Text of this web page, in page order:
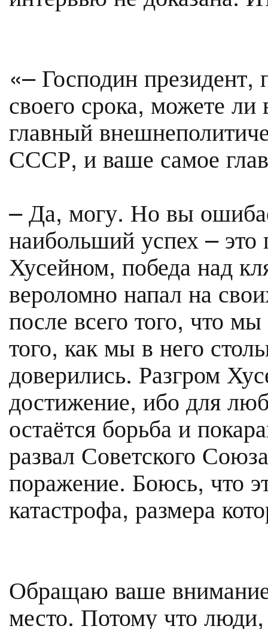
«– Господин президент,
своего срока, можете
главный
СССР, и ваше самое
– Да, могу. Но вы
наибольший успех –
Хусейном, победа над
вероломно напал на
после всего того, что
того, как мы в него
доверились. Разгром
достижение, ибо для
остаётся борьба и
развал Советского
поражение. Боюсь, что
катастрофа, размера
Обращаю ваше
место. Потому что